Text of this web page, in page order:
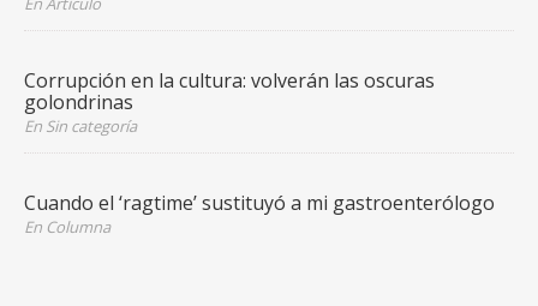
Corrupción en la cultura: volverán las oscuras
golondrinas
En Sin categoría
Cuando el ‘ragtime’ sustituyó a mi gastroenterólogo
En Columna